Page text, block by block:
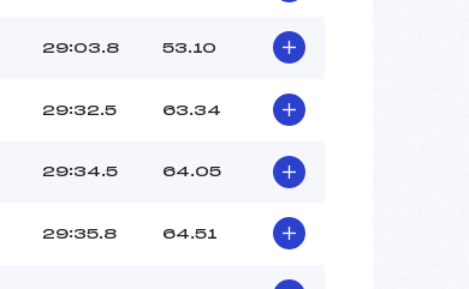
29:03.8 53.10
29:32.5 63.34
29:34.5 64.05
29:35.8 64.51